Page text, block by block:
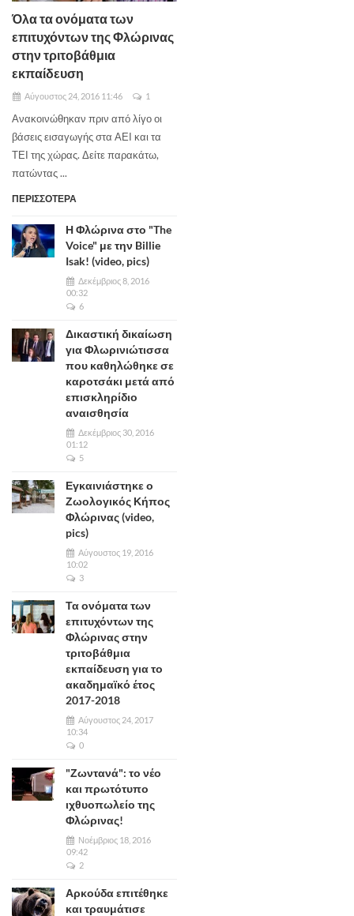
Όλα τα ονόματα των
επιτυχόντων της Φλώρινας
στην τριτοβάθμια
εκπαίδευση
Αύγουστος 24, 2016 11:46 1
Ανακοινώθηκαν πριν από λίγο οι
βάσεις εισαγωγής στα ΑΕΙ και τα
ΤΕΙ της χώρας. Δείτε παρακάτω,
πατώντας ...
ΠΕΡΙΣΣΟΤΕΡΑ
Η Φλώρινα στο "The
Voice" με την Billie
Isak! (video, pics)
Δεκέμβριος 8, 2016
00:32
6
Δικαστική δικαίωση
για Φλωρινιώτισσα
που καθηλώθηκε σε
καροτσάκι μετά από
επισκληρίδιο
αναισθησία
Δεκέμβριος 30, 2016
01:12
5
Εγκαινιάστηκε ο
Ζωολογικός Κήπος
Φλώρινας (video,
pics)
Αύγουστος 19, 2016
10:02
3
Τα ονόματα των
επιτυχόντων της
Φλώρινας στην
τριτοβάθμια
εκπαίδευση για το
ακαδημαϊκό έτος
2017-2018
Αύγουστος 24, 2017
10:34
0
"Ζωντανά": το νέο
και πρωτότυπο
ιχθυοπωλείο της
Φλώρινας!
Νοέμβριος 18, 2016
09:42
2
Αρκούδα επιτέθηκε
και τραυμάτισε